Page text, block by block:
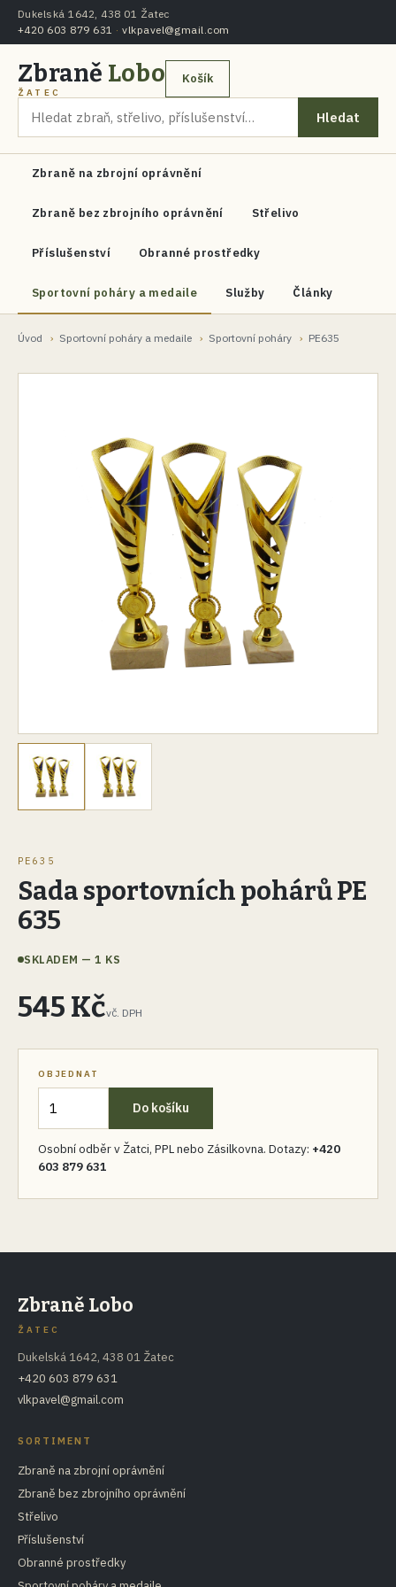
Dukelská 1642, 438 01 Žatec
+420 603 879 631 · vlkpavel@gmail.com
Zbraně Lobo
ŽATEC
Hledat
Košík
Zbraně na zbrojní oprávnění
Zbraně bez zbrojního oprávnění Střelivo
Příslušenství Obranné prostředky
Sportovní poháry a medaile Služby Články
Úvod › Sportovní poháry a medaile › Sportovní poháry › PE635
PE635
Sada sportovních pohárů PE
635
SKLADEM — 1 KS
545 Kčvč. DPH
OBJEDNAT
Do košíku
Osobní odběr v Žatci, PPL nebo Zásilkovna. Dotazy: +420
603 879 631
Zbraně Lobo
ŽATEC
Dukelská 1642, 438 01 Žatec
+420 603 879 631
vlkpavel@gmail.com
SORTIMENT
Zbraně na zbrojní oprávnění
Zbraně bez zbrojního oprávnění
Střelivo
Příslušenství
Obranné prostředky